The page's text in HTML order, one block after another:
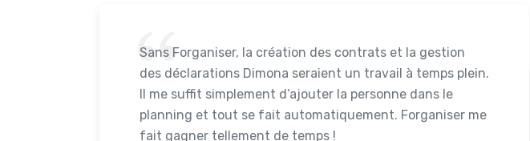
Sans Forganiser, la création des contrats et la gestion
des déclarations Dimona seraient un travail à temps plein.
Il me suffit simplement d’ajouter la personne dans le
planning et tout se fait automatiquement. Forganiser me
fait gagner tellement de temps !